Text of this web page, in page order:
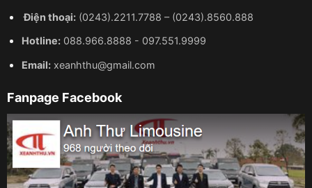
Điện thoại: (0243).2211.7788 – (0243).8560.888
Hotline: 088.966.8888 - 097.551.9999
Email:xeanhthu@gmail.com
Fanpage Facebook